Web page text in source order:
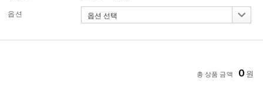
옵션
총 상품 금액 0 원